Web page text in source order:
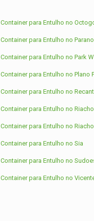
Container para Entulho no
Container para Entulho no
Container para Entulho no Park
Container para Entulho no Plano
Container para Entulho no
Container para Entulho no
Container para Entulho no
Container para Entulho no Sia
Container para Entulho no
Container para Entulho no